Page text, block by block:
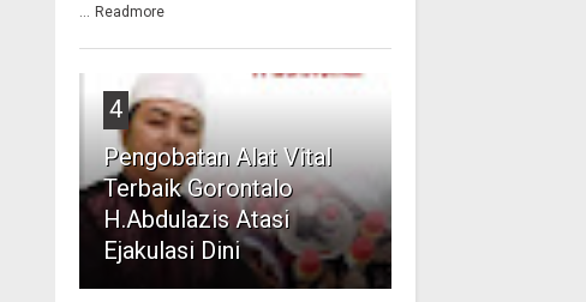
... Readmore
4
Pengobatan Alat Vital
Terbaik Gorontalo
H.Abdulazis Atasi
Ejakulasi Dini